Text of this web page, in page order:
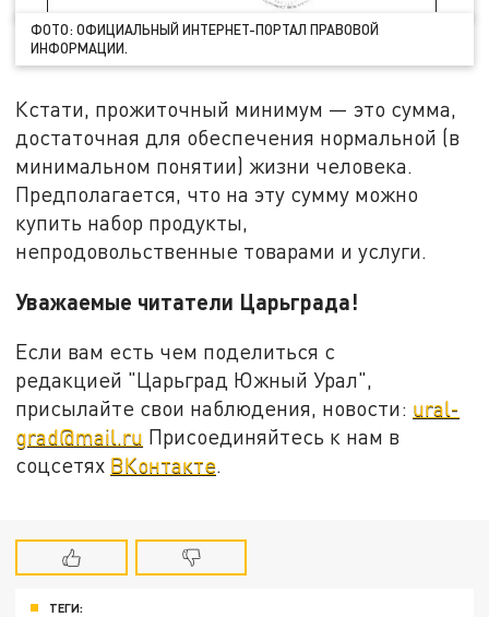
ФОТО: ОФИЦИАЛЬНЫЙ ИНТЕРНЕТ-ПОРТАЛ ПРАВОВОЙ
ИНФОРМАЦИИ.
Кстати, прожиточный минимум — это сумма,
достаточная для обеспечения нормальной (в
минимальном понятии) жизни человека.
Предполагается, что на эту сумму можно
купить набор продукты,
непродовольственные товарами и услуги.
Уважаемые читатели Царьграда!
Если вам есть чем поделиться с
редакцией "Царьград Южный Урал",
присылайте свои наблюдения, новости: ural-
grad@mail.ru Присоединяйтесь к нам в
соцсетях ВКонтакте.
ТЕГИ: